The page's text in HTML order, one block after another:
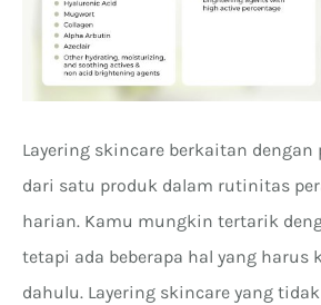
Layering skincare berkaitan dengan
dari satu produk dalam rutinitas
harian. Kamu mungkin tertarik
tetapi ada beberapa hal yang harus
dahulu. Layering skincare yang